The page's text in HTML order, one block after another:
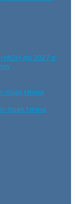
МОН до 2027 р.
практична
практична